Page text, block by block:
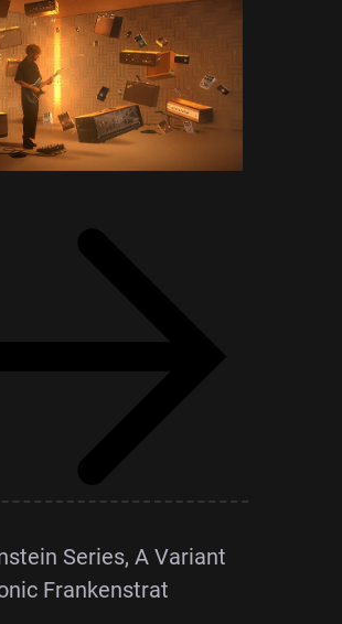
Series, A Variant
Frankenstrat